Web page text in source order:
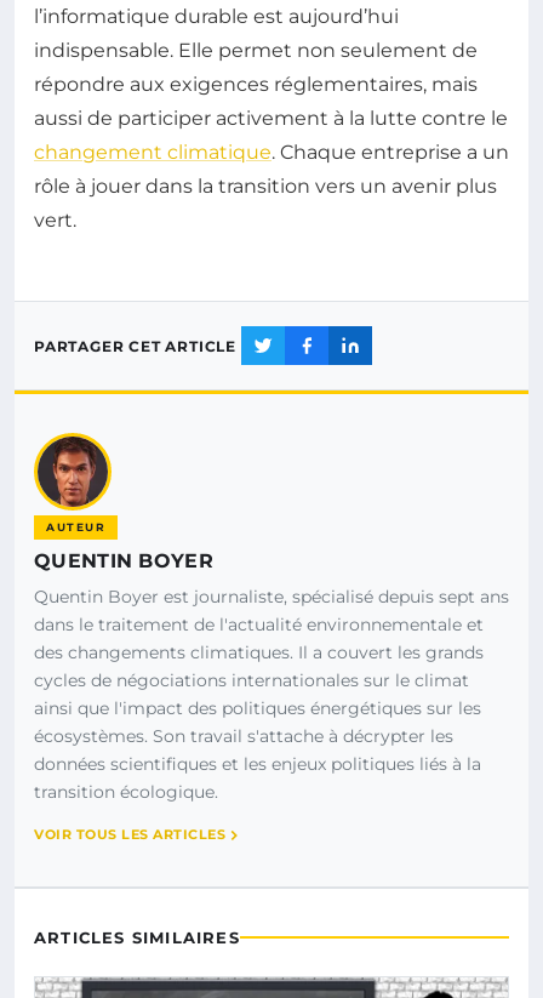
l’informatique durable est aujourd’hui
indispensable. Elle permet non seulement de
répondre aux exigences réglementaires, mais
aussi de participer activement à la lutte contre le
changement climatique. Chaque entreprise a un
rôle à jouer dans la transition vers un avenir plus
vert.
PARTAGER CET ARTICLE
AUTEUR
QUENTIN BOYER
Quentin Boyer est journaliste, spécialisé depuis sept ans
dans le traitement de l'actualité environnementale et
des changements climatiques. Il a couvert les grands
cycles de négociations internationales sur le climat
ainsi que l'impact des politiques énergétiques sur les
écosystèmes. Son travail s'attache à décrypter les
données scientifiques et les enjeux politiques liés à la
transition écologique.
VOIR TOUS LES ARTICLES
ARTICLES SIMILAIRES